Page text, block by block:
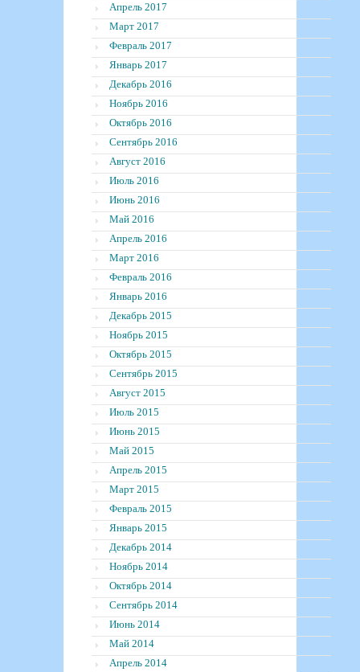
Апрель 2017
Март 2017
Февраль 2017
Январь 2017
Декабрь 2016
Ноябрь 2016
Октябрь 2016
Сентябрь 2016
Август 2016
Июль 2016
Июнь 2016
Май 2016
Апрель 2016
Март 2016
Февраль 2016
Январь 2016
Декабрь 2015
Ноябрь 2015
Октябрь 2015
Сентябрь 2015
Август 2015
Июль 2015
Июнь 2015
Май 2015
Апрель 2015
Март 2015
Февраль 2015
Январь 2015
Декабрь 2014
Ноябрь 2014
Октябрь 2014
Сентябрь 2014
Июнь 2014
Май 2014
Апрель 2014